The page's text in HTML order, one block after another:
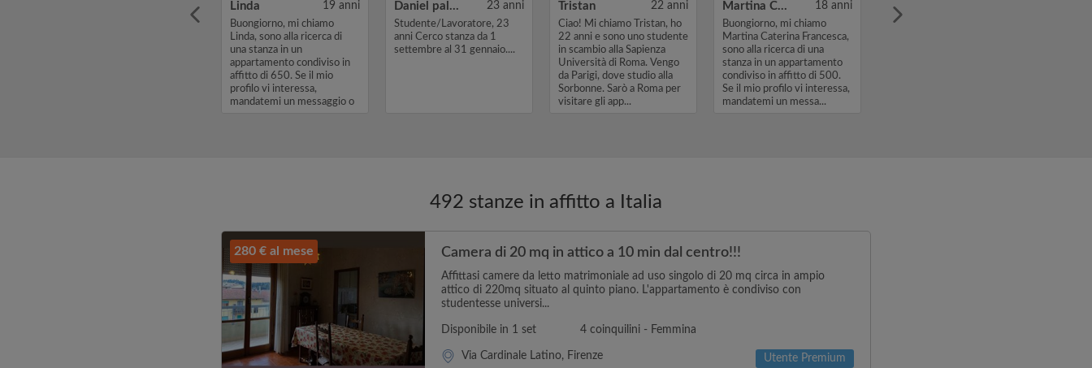
Linda 19 anni
Buongiorno, mi chiamo
Linda, sono alla ricerca di
una stanza in un
appartamento condiviso in
affitto di 650. Se il mio
profilo vi interessa,
mandatemi un messaggio o
Daniel palma 23 anni
Studente/Lavoratore, 23
anni Cerco stanza da 1
settembre al 31 gennaio....
Tristan 22 anni
Ciao! Mi chiamo Tristan, ho
22 anni e sono uno studente
in scambio alla Sapienza
Università di Roma. Vengo
da Parigi, dove studio alla
Sorbonne. Sarò a Roma per
visitare gli app...
Martina Caterina Francesca 18 anni
Buongiorno, mi chiamo
Martina Caterina Francesca,
sono alla ricerca di una
stanza in un appartamento
condiviso in affitto di 500.
Se il mio profilo vi interessa,
mandatemi un messa...
492 stanze in affitto a Italia
280 € al mese Camera di 20 mq in attico a 10 min dal centro!!!
Affittasi camere da letto matrimoniale ad uso singolo di 20 mq circa in ampio
attico di 220mq situato al quinto piano. L'appartamento è condiviso con
studentesse universi...
Disponibile in 1 set 4 coinquilini - Femmina
Via Cardinale Latino, Firenze Utente Premium